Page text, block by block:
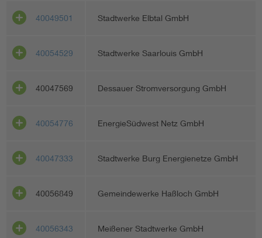
40049501 Stadtwerke Elbtal GmbH
40054529 Stadtwerke Saarlouis GmbH
40047569 Dessauer Stromversorgung GmbH
40054776 EnergieSüdwest Netz GmbH
40047333 Stadtwerke Burg Energienetze GmbH
40056849 Gemeindewerke Haßloch GmbH
40056343 Meißener Stadtwerke GmbH